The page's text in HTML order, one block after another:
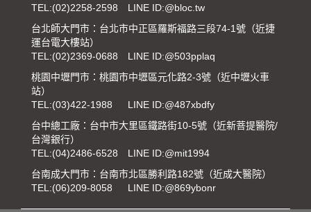
TEL:(02)2258-2598
LINE ID:@bloc.tw
台北師大門市：台北市中正區羅斯福路三段74-1號（近捷
運台電大樓站）
TEL:(02)2369-0688
LINE ID:@503pplaq
桃園中壢門市：桃園市中壢區元化路2-3號（近中壢火車
站）
TEL:(03)422-1988
LINE ID:@487xbdfy
台中總工廠：台中市大里區鐵路街10-5號（近新菩提醫院/
台灣銀行）
TEL:(04)2486-6528
LINE ID:@mit1994
台南成大門市：台南市北區勝利路182號（近成大醫院）
TEL:(06)209-8058 LINE ID:@869ybonr